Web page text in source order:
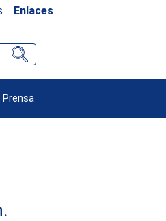
Enlaces
Prensa